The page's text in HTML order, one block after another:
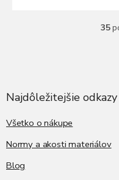
35
Najdôležitejšie odkazy
Všetko o nákupe
Normy a akosti materiálov
Blog